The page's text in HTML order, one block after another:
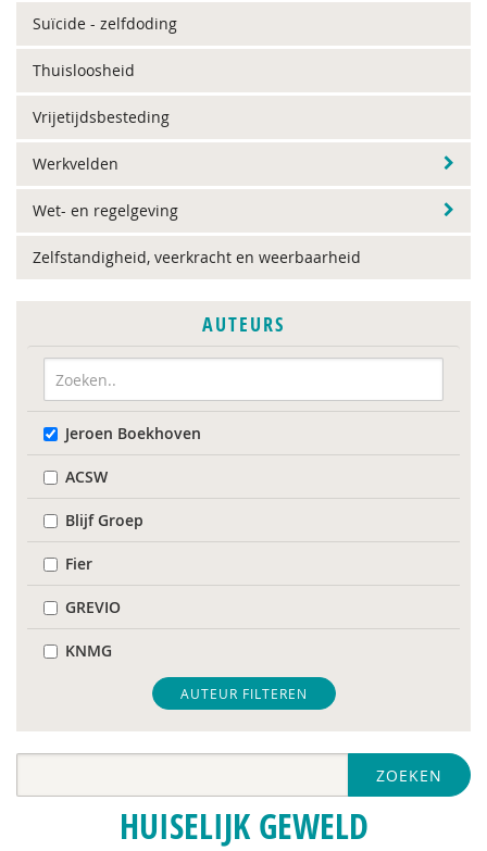
Suïcide - zelfdoding
Thuisloosheid
Vrijetijdsbesteding
Werkvelden
Wet- en regelgeving
Zelfstandigheid, veerkracht en weerbaarheid
AUTEURS
Jeroen Boekhoven
ACSW
Blijf Groep
Fier
GREVIO
KNMG
Regioplan
Anne Addink
AUTEUR FILTEREN
ZOEKEN
HUISELIJK GEWELD